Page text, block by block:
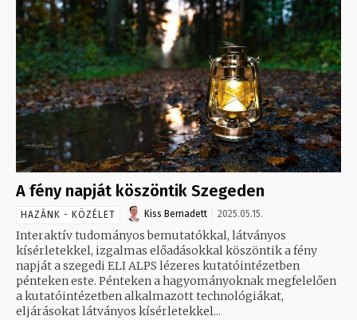
A fény napját köszöntik Szegeden
HAZÁNK - KÖZÉLET Kiss Bernadett 2025.05.15.
Interaktív tudományos bemutatókkal, látványos
kísérletekkel, izgalmas előadásokkal köszöntik a fény
napját a szegedi ELI ALPS lézeres kutatóintézetben
pénteken este. Pénteken a hagyományoknak megfelelően
a kutatóintézetben alkalmazott technológiákat,
eljárásokat látványos kísérletekkel...